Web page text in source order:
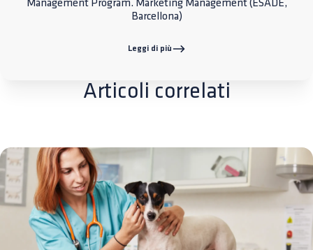
Management Program. Marketing Management (ESADE,
Barcellona)
Leggi di più
Articoli correlati